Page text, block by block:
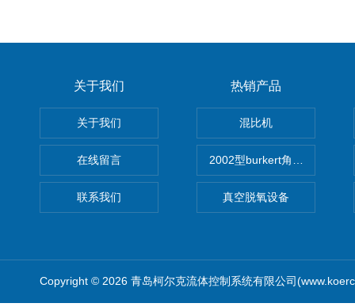
关于我们
关于我们
在线留言
联系我们
热销产品
混比机
2002型burkert角座阀
真空脱氧设备
Copyright © 2026 青岛柯尔克流体控制系统有限公司